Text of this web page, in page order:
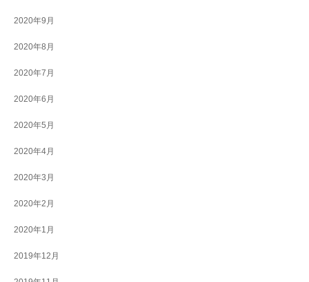
2020年9月
2020年8月
2020年7月
2020年6月
2020年5月
2020年4月
2020年3月
2020年2月
2020年1月
2019年12月